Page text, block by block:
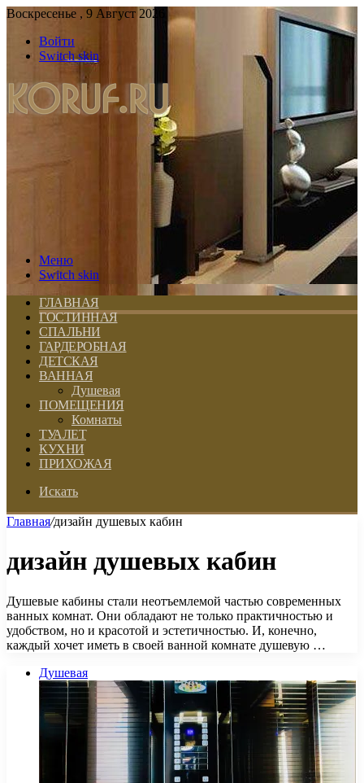
Воскресенье , 9 Август 2026
Войти
Switch skin
Меню
Switch skin
ГЛАВНАЯ
ГОСТИННАЯ
СПАЛЬНИ
ГАРДЕРОБНАЯ
ДЕТСКАЯ
ВАННАЯ
Душевая
ПОМЕЩЕНИЯ
Комнаты
ТУАЛЕТ
КУХНИ
ПРИХОЖАЯ
Искать
Главная/дизайн душевых кабин
дизайн душевых кабин
Душевые кабины стали неотъемлемой частью современных
ванных комнат. Они обладают не только практичностью и
удобством, но и красотой и эстетичностью. И, конечно,
каждый хочет иметь в своей ванной комнате душевую …
Душевая